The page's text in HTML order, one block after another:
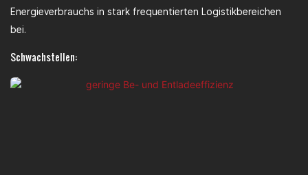
Energieverbrauchs in stark frequentierten Logistikbereichen
bei.
Schwachstellen: